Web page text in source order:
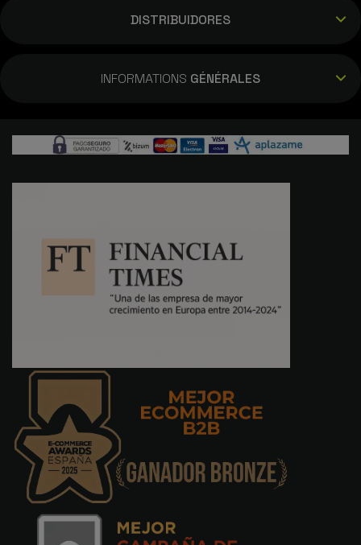
DISTRIBUIDORES
INFORMATIONS GÉNÉRALES